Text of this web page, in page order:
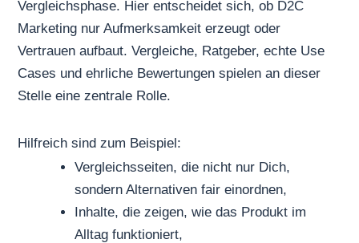
Vergleichsphase. Hier entscheidet sich, ob D2C
Marketing nur Aufmerksamkeit erzeugt oder
Vertrauen aufbaut. Vergleiche, Ratgeber, echte Use
Cases und ehrliche Bewertungen spielen an dieser
Stelle eine zentrale Rolle.
Hilfreich sind zum Beispiel:
Vergleichsseiten, die nicht nur Dich,
sondern Alternativen fair einordnen,
Inhalte, die zeigen, wie das Produkt im
Alltag funktioniert,